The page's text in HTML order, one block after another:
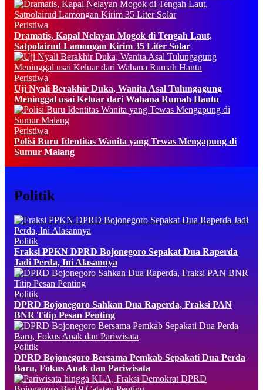
Peristiwa
Dramatis, Kapal Nelayan Mogok di Tengah Laut,
Satpolairud Lamongan Kirim 35 Liter Solar
Peristiwa
Uji Nyali Berakhir Duka, Wanita Asal Tulungagung
Meninggal usai Keluar dari Wahana Rumah Hantu
Peristiwa
Polisi Buru Identitas Wanita yang Tewas Mengapung di
Sumur Malang
Politik
Politik
Fraksi PPKN DPRD Bojonegoro Sepakat Dua Raperda
Jadi Perda, Ini Alasannya
Politik
DPRD Bojonegoro Sahkan Dua Raperda, Fraksi PAN
BNR Titip Pesan Penting
Politik
DPRD Bojonegoro Bersama Pemkab Sepakati Dua Perda
Baru, Fokus Anak dan Pariwisata